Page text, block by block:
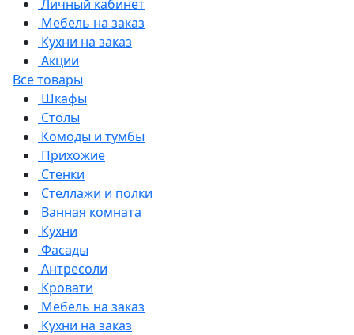
Личный кабинет
Мебель на заказ
Кухни на заказ
Акции
Все товары
Шкафы
Столы
Комоды и тумбы
Прихожие
Стенки
Стеллажи и полки
Ванная комната
Кухни
Фасады
Антресоли
Кровати
Мебель на заказ
Кухни на заказ